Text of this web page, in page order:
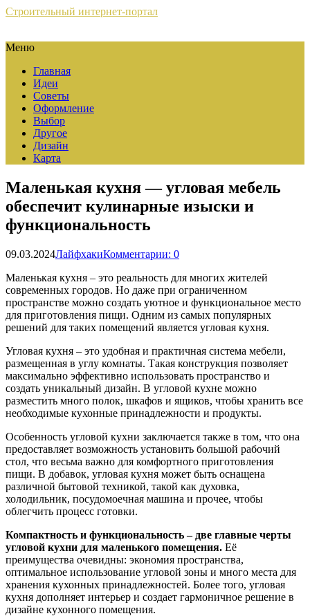
Строительный интернет-портал
Меню
Главная
Идеи
Советы
Оформление
Выбор
Другое
Дизайн
Карта
Маленькая кухня — угловая мебель
обеспечит кулинарные изыски и
функциональность
09.03.2024ЛайфхакиКомментарии: 0
Маленькая кухня – это реальность для многих жителей
современных городов. Но даже при ограниченном
пространстве можно создать уютное и функциональное место
для приготовления пищи. Одним из самых популярных
решений для таких помещений является угловая кухня.
Угловая кухня – это удобная и практичная система мебели,
размещенная в углу комнаты. Такая конструкция позволяет
максимально эффективно использовать пространство и
создать уникальный дизайн. В угловой кухне можно
разместить много полок, шкафов и ящиков, чтобы хранить все
необходимые кухонные принадлежности и продукты.
Особенность угловой кухни заключается также в том, что она
предоставляет возможность установить большой рабочий
стол, что весьма важно для комфортного приготовления
пищи. В добавок, угловая кухня может быть оснащена
различной бытовой техникой, такой как духовка,
холодильник, посудомоечная машина и прочее, чтобы
облегчить процесс готовки.
Компактность и функциональность – две главные черты
угловой кухни для маленького помещения. Её
преимущества очевидны: экономия пространства,
оптимальное использование угловой зоны и много места для
хранения кухонных принадлежностей. Более того, угловая
кухня дополняет интерьер и создает гармоничное решение в
дизайне кухонного помещения.